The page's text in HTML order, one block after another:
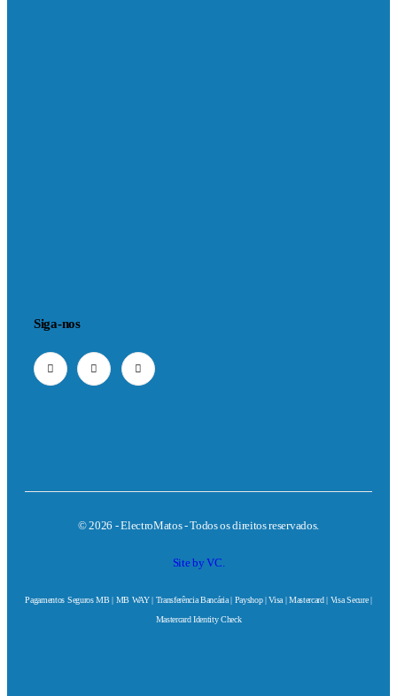
Siga-nos
© 2026 - ElectroMatos - Todos os direitos reservados.
Site by VC.
Pagamentos Seguros MB | MB WAY | Transferência Bancária | Payshop | Visa | Mastercard | Visa Secure |
Mastercard Identity Check